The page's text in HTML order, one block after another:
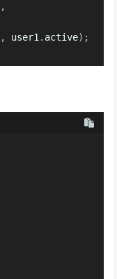
,
, user1. active) ;